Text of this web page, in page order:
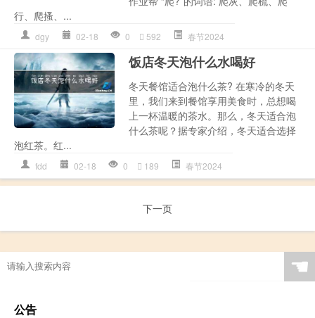
行、爬搔、...
dgy 02-18 0 592 春节2024
饭店冬天泡什么水喝好
冬天餐馆适合泡什么茶? 在寒冷的冬天
里，我们来到餐馆享用美食时，总想喝
上一杯温暖的茶水。那么，冬天适合泡
什么茶呢？据专家介绍，冬天适合选择
泡红茶。红...
fdd 02-18 0 189 春节2024
下一页
☚
公告